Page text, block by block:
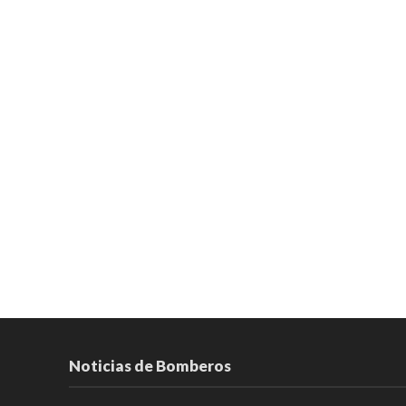
Noticias de Bomberos